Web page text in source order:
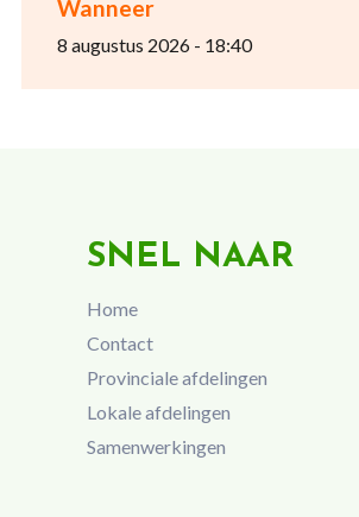
Wanneer
8 augustus 2026 - 18:40
SNEL NAAR
Home
Contact
Provinciale afdelingen
Lokale afdelingen
Samenwerkingen